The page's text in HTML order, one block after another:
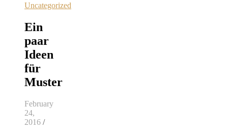
Uncategorized
Ein
paar
Ideen
für
Muster
February
24,
2016 /